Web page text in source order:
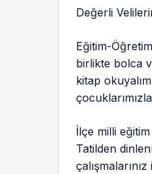
Değerli
Eğitim-
birlikte bolca
kitap
İlçe milli
Tatilden